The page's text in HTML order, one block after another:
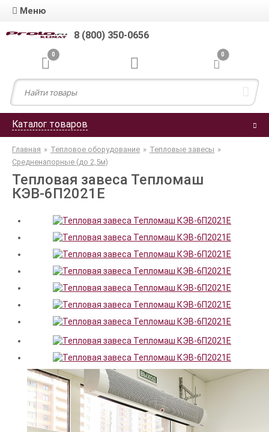
Меню
8 (800) 350-0656
0 0
Каталог товаров
Главная » Тепловое оборудование » Тепловые завесы »
Средненапорные (до 2,5м)
Тепловая завеса Тепломаш
КЭВ-6П2021E